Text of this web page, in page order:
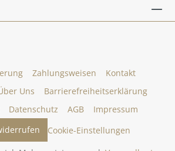
Zahlungsweisen
Kontakt
Uns
Barrierefreiheitserklärung
Datenschutz AGB
Impressum
Cookie-Einstellungen